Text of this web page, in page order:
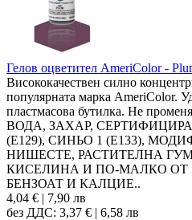
Гелов оцветител AmeriColor -
Висококачествен силно
популярната марка AmeriColor.
пластмасова бутилка. Не
ВОДА, ЗАХАР,
(Е129), СИНЬО 1 (E133),
НИШЕСТЕ, РАСТИТЕЛНА
КИСЕЛИНА И ПО-МАЛКО ОТ
БЕНЗОАТ И КАЛЦИЕ..
4,04 € | 7,90 лв
без ДДС: 3,37 € | 6,58 лв